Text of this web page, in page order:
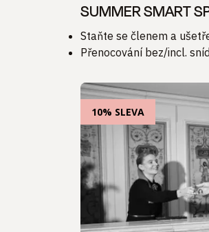
SUMMER SMART
Staňte se členem a
Přenocování bez/incl.
10% SLEVA